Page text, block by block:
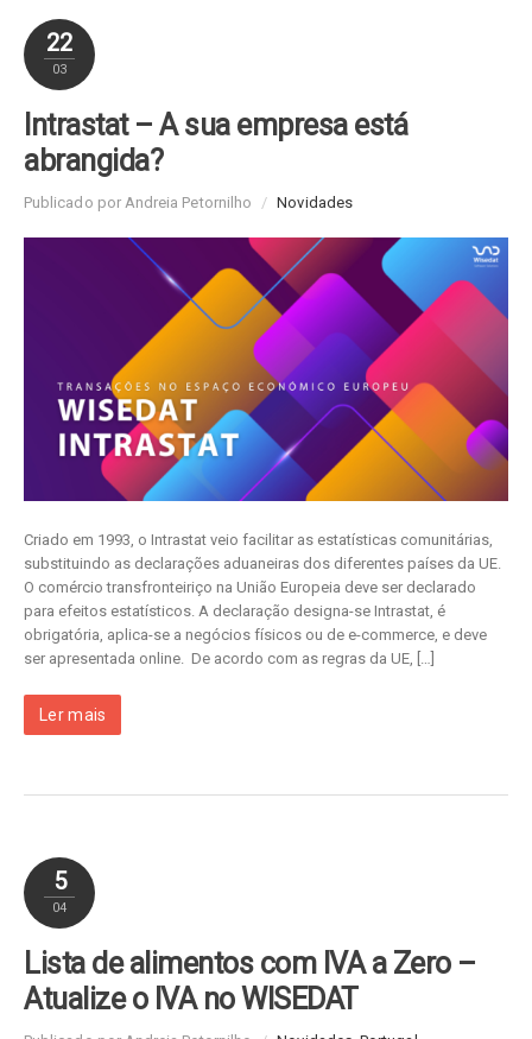
22
03
Intrastat – A sua empresa está
abrangida?
Publicado por Andreia Petornilho / Novidades
Criado em 1993, o Intrastat veio facilitar as estatísticas comunitárias,
substituindo as declarações aduaneiras dos diferentes países da UE.
O comércio transfronteiriço na União Europeia deve ser declarado
para efeitos estatísticos. A declaração designa-se Intrastat, é
obrigatória, aplica-se a negócios físicos ou de e-commerce, e deve
ser apresentada online. De acordo com as regras da UE, […]
Ler mais
5
04
Lista de alimentos com IVA a Zero –
Atualize o IVA no WISEDAT